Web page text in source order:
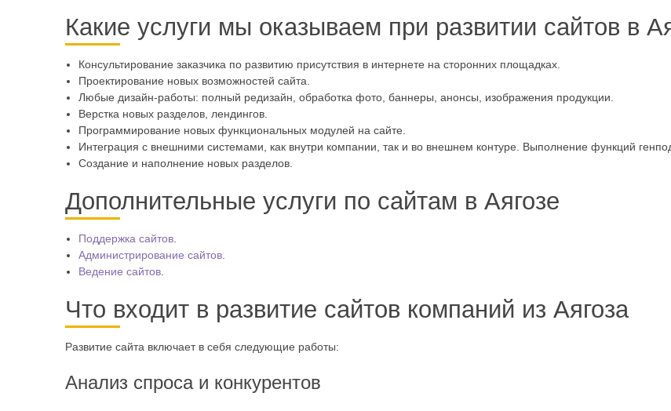
Какие услуги мы оказываем при развитии сайтов в
Консультирование заказчика по развитию присутствия в интернете на сторонних площадках.
Проектирование новых возможностей сайта.
Любые дизайн-работы: полный редизайн, обработка фото, баннеры, анонсы, изображения продукции.
Верстка новых разделов, лендингов.
Программирование новых функциональных модулей на сайте.
Интеграция с внешними системами, как внутри компании, так и во внешнем контуре. Выполнение функций
Создание и наполнение новых разделов.
Дополнительные услуги по сайтам в Аягозе
Поддержка сайтов
Администрирование сайтов
Ведение сайтов
Что входит в развитие сайтов компаний из Аягоза
Развитие сайта включает в себя следующие работы:
Анализ спроса и конкурентов